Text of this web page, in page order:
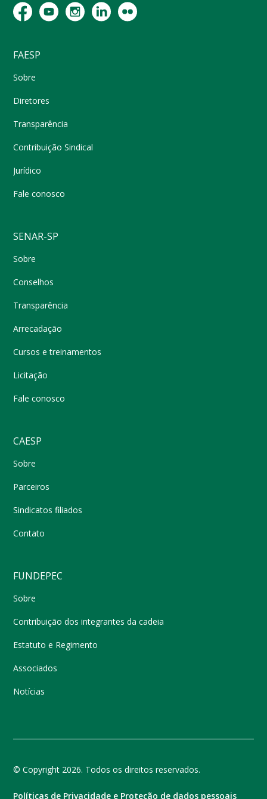
FAESP
Sobre
Diretores
Transparência
Contribuição Sindical
Jurídico
Fale conosco
SENAR-SP
Sobre
Conselhos
Transparência
Arrecadação
Cursos e treinamentos
Licitação
Fale conosco
CAESP
Sobre
Parceiros
Sindicatos filiados
Contato
FUNDEPEC
Sobre
Contribuição dos integrantes da cadeia
Estatuto e Regimento
Associados
Notícias
© Copyright 2026. Todos os direitos reservados.
Políticas de Privacidade e Proteção de dados pessoais